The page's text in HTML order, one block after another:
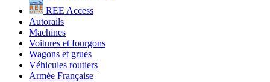
REE Access
Autorails
Machines
Voitures et fourgons
Wagons et grues
Véhicules routiers
Armée Française